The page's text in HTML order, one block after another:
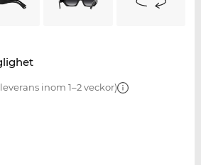
inom 1–2 veckor)